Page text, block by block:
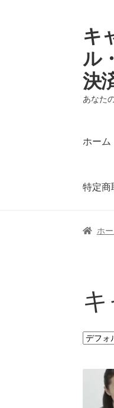
ナ
ビ
ゲ
ー
シ
ョ
ス
プ
コ
ン
テ
ン
ツ
へ
ッ
キ
ル
決
あなた
ホーム
特定商
ホーム
ホ